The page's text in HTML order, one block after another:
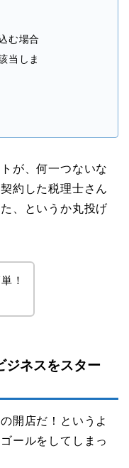
む場合
当しま
が、何一つないな
約した税理士さん
、というか丸投げ
！
ネスをスター
開店だ！というよ
ールをしてしまっ